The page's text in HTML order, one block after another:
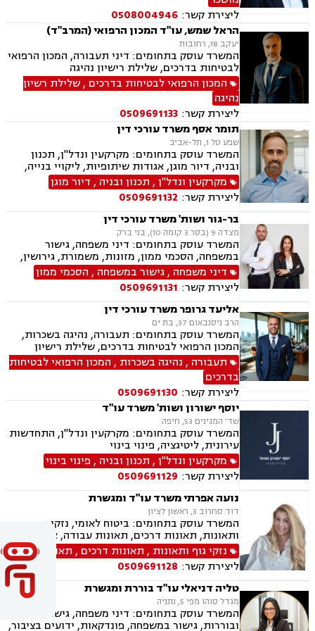
ליצירת קשר: 0508004946
הראל שמש, עו"ד המכון הרפואי (המרב"ד)
יעקב 18, רחובות
המשרד עוסק בתחומים: דיני תעבורה, המכון הרפואי
לבטיחות בדרכים, שלילת רישיון נהיגה
המכון הרפואי לבטיחות בדרכים ,שלילת רשיון
נהיגה
ליצירת קשר: 0509691133
תומר אסף משרד עורכי דין
שפע טל 1, תל-אביב
המשרד עוסק בתחומים: מקרקעין ונדל"ן, תכנון
ובניה, דיור מוגן, אגודות שיתופיות, ליקויי בנייה,
מושבים וקיבוצים, פינוי בינוי, קבוצות רכישה,
עסקאות מכר דירה, פינוי מושכר, הפקעת קרקעות,
מגרשים לבניה, דיירות מוגנת, נחלות ומשקים
במושבים, רשות מקרקעי ישראל, צווי הריסה, רישום
קבלנים, בתים משותפים, נדל"ן ביהודה ושומרון,
ייפוי כוח מתמשך, ירושות וצואות
מקרקעין ונדל"ן, תכנון ובניה , דיור מוגן
ליצירת קשר: 0509691132
בר-גור ושות' משרד עורכי דין
מצדה 9 (בסר 3 קומה 10), בני ברק
המשרד עוסק בתחומים: דיני משפחה, גישור
במשפחה, הסכמי ממון, מזונות, משמורת, גירושין,
חלוקת רכוש, מעמד אישי, זמני שהות.
דיני משפחה ,גישור במשפחה , הסכמי ממון
ליצירת קשר: 0509691131
אליעד גרופר משרד עורכי דין
הרב ניסנבאום 37, בת ים
המשרד עוסק בתחומים: תעבורה, נהיגה בשכרות,
המכון הרפואי לבטיחות בדרכים, שלילת רישיון
נהיגה, פסילת רישיון מנהלית
תעבורה , נהיגה בשכרות , המכון הרפואי לבטיחות
בדרכים
ליצירת קשר: 0509691130
יוסף ישורון ושות' משרד עו"ד
שד' המגינים 53, חיפה
המשרד עוסק בתחומים: מקרקעין ונדל"ן, התחדשות
עירונית, ליטיגציה, פינוי בינוי
מקרקעין ונדל"ן, תכנון ובניה , פינוי בינוי
ליצירת קשר: 0509691129
נועה אפרתי משרד עו"ד ומגשרת
דוד סחרוב 3, ראשון לציון
המשרד עוסק בתחומים: ביטוח לאומי, נזקי גוף
ותאונות, תאונות דרכים, תאונות עבודה, אובדן כושר
עבודה, תאונות תלמידים, תאונות עקב רשלנות,
רשלנות רפואית, רשלנות רפואית- הריון ולידה,
רשלנות רפואית - רפואת שיניים, צבא ומשרד
הבטחון, נכי צה"ל, משפט צבאי.
נזקי גוף ותאונות , תאונות דרכים , תאונות עבודה
ליצירת קשר: 0509691128
טליה דניאלי עו"ד בוררת ומגשרת
מגדל סוהו מפי 5, נתניה
המשרד עוסק בתחומים: דיני משפחה, גישור
ובוררות, גישור במשפחה, פונדקאות, ידועים בציבור,